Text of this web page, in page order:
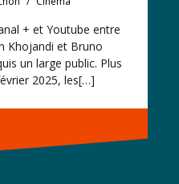
+ et Youtube entre
Khojandi et Bruno
un large public. Plus
2025, les[…]